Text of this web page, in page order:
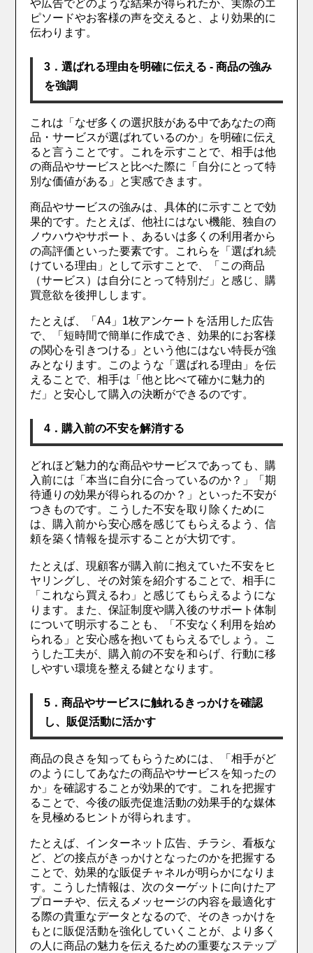
や広告でどのような結果が得られたか、実際のエ
ピソードやお客様の声を交えると、より効果的に
伝わります。
3．選ばれる理由を明確に伝える - 商品の強み
を強調
これは「なぜ多くの選択肢がある中であなたの商
品・サービスが選ばれているのか」を明確に伝え
ると言うことです。これを示すことで、相手は他
の商品やサービスと比べた際に「自分にとって特
別な価値がある」と実感できます。
商品やサービスの強みは、具体的に示すことで効
果的です。たとえば、他社にはない機能、独自の
ノウハウやサポート、あるいは多くの利用者から
の高評価といった要素です。これらを「選ばれ続
けている理由」として示すことで、「この商品
（サービス）は自分にとって特別だ」と感じ、購
買意欲を後押しします。
たとえば、「A4」1枚アンケートを活用した広告
で、「短時間で簡単に作成でき、効果的にお客様
の関心を引きつける」という他にはない特長が強
みとなります。このような「選ばれる理由」を伝
えることで、相手は「他と比べて確かに魅力的
だ」と安心して購入の決断ができるのです。
4．購入前の不安を解消する
どれほど魅力的な商品やサービスであっても、購
入前には「本当に自分に合っているのか？」「期
待通りの効果が得られるのか？」といった不安が
つきものです。こうした不安を取り除くために
は、購入前から安心感を感じてもらえるよう、信
頼を築く情報を提示することが大切です。
たとえば、現顧客が購入前に抱えていた不安をヒ
ヤリングし、その対策を紹介することで、相手に
「これなら買えるわ」と感じてもらえるようにな
ります。また、保証制度や購入後のサポート体制
について明示することも、「不安なく利用を始め
られる」と安心感を抱いてもらえるでしょう。こ
うした工夫が、購入前の不安を和らげ、行動に移
しやすい環境を整える鍵となります。
5．商品やサービスに触れるきっかけを確認
し、販促活動に活かす
商品の良さを知ってもらうためには、「相手がど
のようにしてあなたの商品やサービスを知ったの
か」を確認することが効果的です。これを把握す
ることで、今後の販売促進活動の効果手的な媒体
を見極めるヒントが得られます。
たとえば、インターネット広告、チラシ、看板な
ど、どの接点がきっかけとなったのかを把握する
ことで、効果的な販促チャネルが明らかになりま
す。こうした情報は、次のターゲットに向けたア
プローチや、伝えるメッセージの内容を最適化す
る際の貴重なデータとなるので、そのきっかけを
もとに販促活動を強化していくことが、より多く
の人に商品の魅力を伝えるための重要なステップ